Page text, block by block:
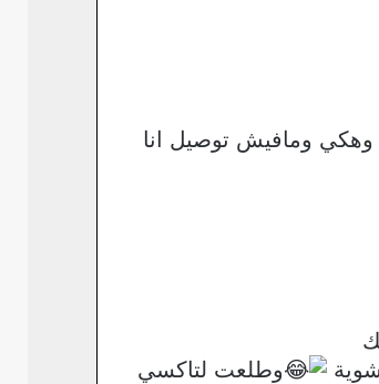
ومافيش توصيل انا
وطلعت لتاكسي